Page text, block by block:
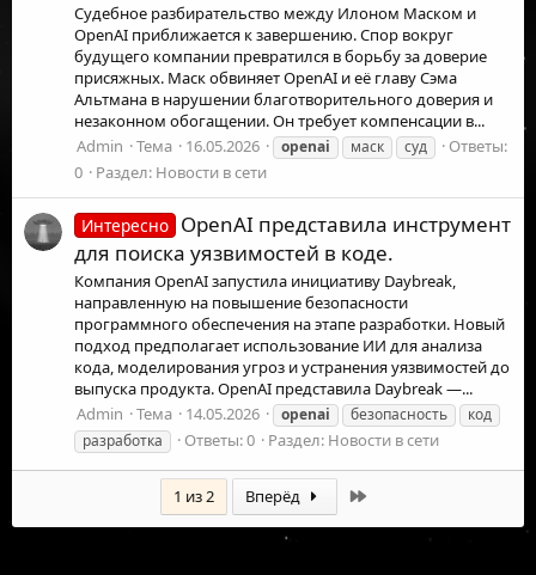
Судебное разбирательство между Илоном Маском и
OpenAI приближается к завершению. Спор вокруг
будущего компании превратился в борьбу за доверие
присяжных. Маск обвиняет OpenAI и её главу Сэма
Альтмана в нарушении благотворительного доверия и
незаконном обогащении. Он требует компенсации в...
Admin
Тема 16.05.2026 openai маск суд
Ответы:
0
Раздел: Новости в сети
Интересно OpenAI представила инструмент
для поиска уязвимостей в коде.
Компания OpenAI запустила инициативу Daybreak,
направленную на повышение безопасности
программного обеспечения на этапе разработки. Новый
подход предполагает использование ИИ для анализа
кода, моделирования угроз и устранения уязвимостей до
выпуска продукта. OpenAI представила Daybreak —...
Admin
Тема 14.05.2026 openai безопасность
код
разработка
Ответы: 0 Раздел: Новости в сети
1 из 2 Вперёд